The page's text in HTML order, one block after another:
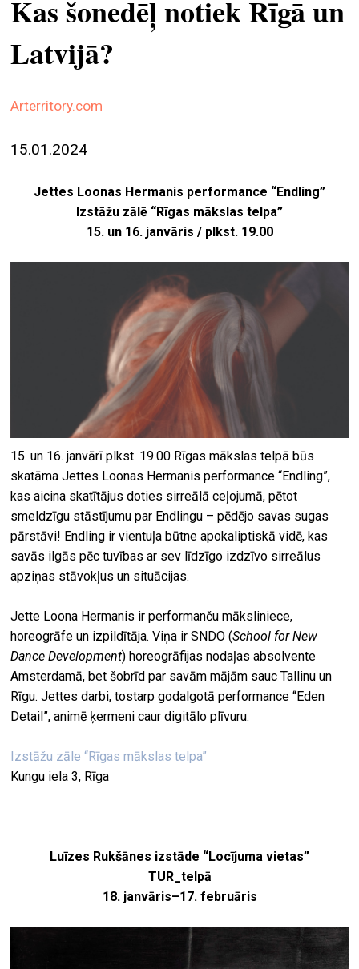
meklēt
Kas šonedēļ notiek Rīgā un
Latvijā?
Arterritory.com
15.01.2024
Jettes Loonas Hermanis performance “Endling”
Izstāžu zālē “Rīgas mākslas telpa”
15. un 16. janvāris / plkst. 19.00
15. un 16. janvārī plkst. 19.00 Rīgas mākslas telpā būs
skatāma Jettes Loonas Hermanis performance “Endling”,
kas aicina skatītājus doties sirreālā ceļojumā, pētot
smeldzīgu stāstījumu par Endlingu – pēdējo savas sugas
pārstāvi! Endling ir vientuļa būtne apokaliptiskā vidē, kas
savās ilgās pēc tuvības ar sev līdzīgo izdzīvo sirreālus
apziņas stāvokļus un situācijas.
Jette Loona Hermanis ir performanču māksliniece,
horeogrāfe un izpildītāja. Viņa ir SNDO (School for New
Dance Development) horeogrāfijas nodaļas absolvente
Amsterdamā, bet šobrīd par savām mājām sauc Tallinu un
Rīgu. Jettes darbi, tostarp godalgotā performance “Eden
Detail”, animē ķermeni caur digitālo plīvuru.
Izstāžu zāle “Rīgas mākslas telpa”
Kungu iela 3, Rīga
Luīzes Rukšānes izstāde “Locījuma vietas”
TUR_telpā
18. janvāris–17. februāris